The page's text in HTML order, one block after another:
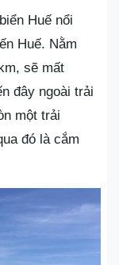
Huế nổi
Huế. Nằm
sẽ mất
đây ngoài trải
một trải
đó là cắm